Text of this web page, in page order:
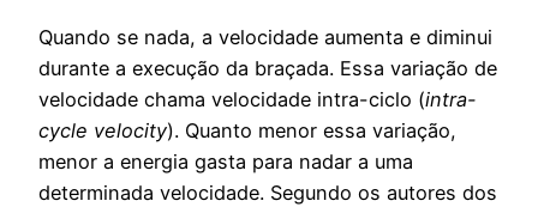
Quando se nada, a velocidade aumenta e diminui
durante a execução da braçada. Essa variação de
velocidade chama velocidade intra-ciclo (intra-
cycle velocity). Quanto menor essa variação,
menor a energia gasta para nadar a uma
determinada velocidade. Segundo os autores dos